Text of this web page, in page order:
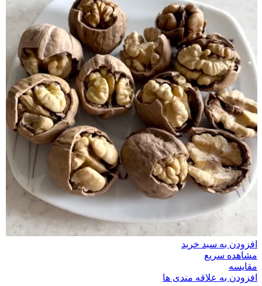
افزودن به سبد خرید
مشاهده سریع
مقایسه
افزودن به علاقه مندی ها